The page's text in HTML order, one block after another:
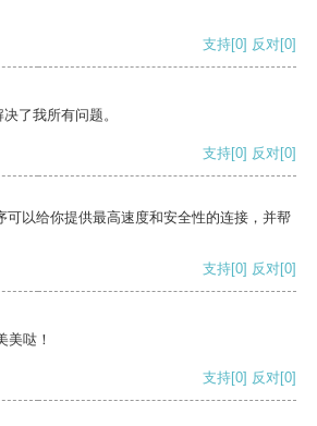
支持[0] 反对[0]
了我所有问题。
支持[0] 反对[0]
可以给你提供最高速度和安全性的连接，并帮
支持[0] 反对[0]
美哒！
支持[0] 反对[0]